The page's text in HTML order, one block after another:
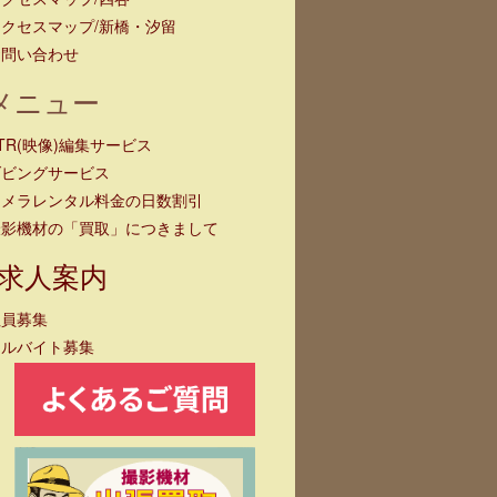
セスマップ/新橋・汐留
い合わせ
ニュー
映像)編集サービス
ングサービス
ラレンタル料金の日数割引
機材の「買取」につきまして
人案内
募集
バイト募集